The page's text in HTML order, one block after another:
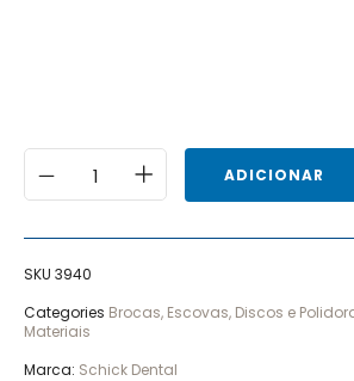
ADICIONAR
SKU 3940
Categories Brocas, Escovas, Discos e
Materiais
Marca: Schick Dental